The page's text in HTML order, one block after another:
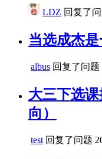
LDZ 回复了
当选成杰
albus 回复了问题
大三下选
向）
test 回复了问题